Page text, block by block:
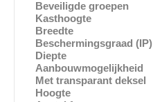
Beveiligde groepen
Kasthoogte
Breedte
Beschermingsgraad (IP)
Diepte
Aanbouwmogelijkheid
Met transparant deksel
Hoogte